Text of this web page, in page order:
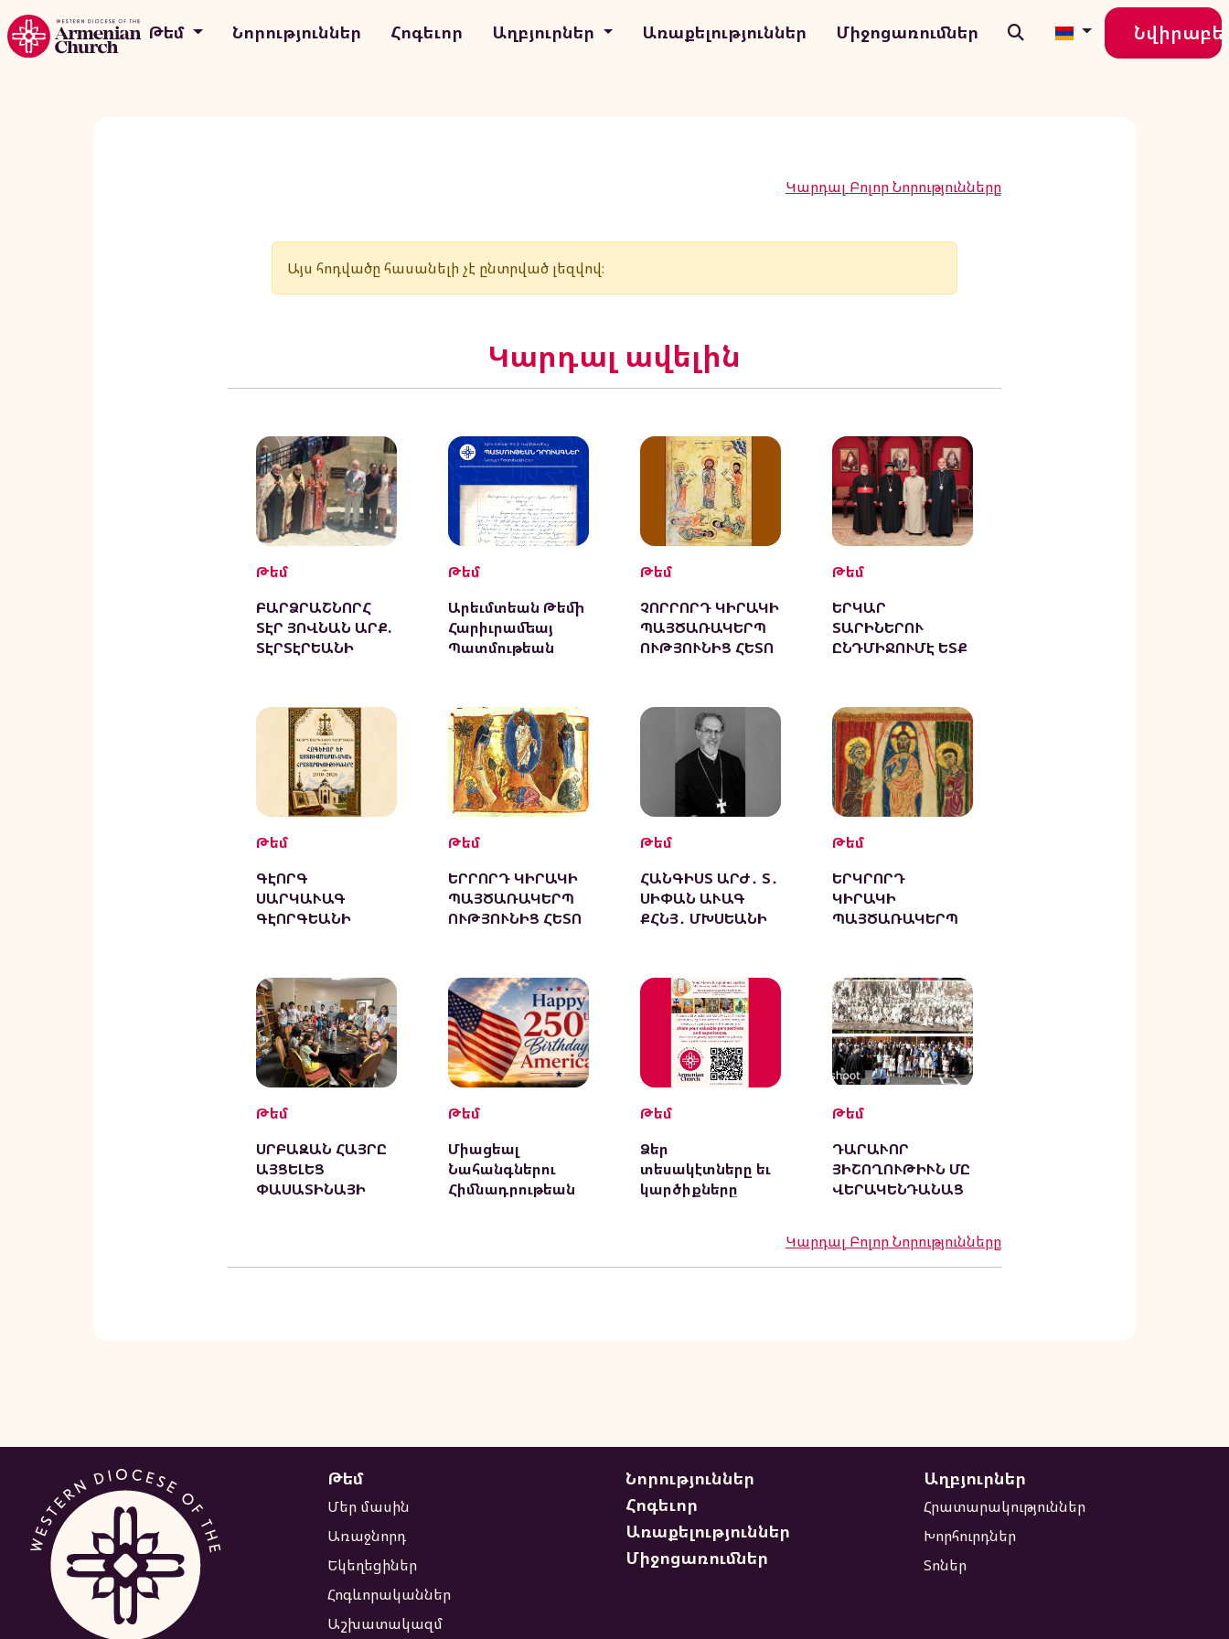
Թեմ Նորություններ Հոգեւոր Աղբյուրներ Առաքելություններ Միջոցառումներ
Կարդալ Բոլոր Նորությունները
Այս հոդվածը հասանելի չէ ընտրված լեզվով։
Կարդալ ավելին
Թեմ
ԲԱՐՁՐԱՇՆՈՐՀ
ՏԷՐ ՅՈՎՆԱՆ ԱՐՔ.
ՏԷՐՏԷՐԵԱՆԻ
ՕՐՀՆՈՒԹԵԱՆ ԵՒ
ՀՈԳԵՒՈՐ
ՎԵՐԱՆՈՐՈԳՈՒԹԵ
ԱՆ ԱՌԻԹ
ՓԱՍԱՏԻՆԱՅԻ
ՀԱՅ ՀԱՄԱՅՆՔԻՆ
Թեմ
Արեւմտեան Թեմի
Հարիւրամեայ
Պատմութեան
Պօղոսեանի Հետ
Թեմ
ՉՈՐՐՈՐԴ ԿԻՐԱԿԻ
ՊԱՅԾԱՌԱԿԵՐՊ
ՈՒԹՅՈՒՆԻՑ ՀԵՏՈ
Թեմ
ԵՐԿԱՐ
ՏԱՐԻՆԵՐՈՒ
ԸՆԴՄԻՋՈՒՄԷ ԵՏՔ
ՈՒՂՂԱՓԱՌ
ԵԿԵՂԵՑԻՆԵՐՈՒ
ԱՌԱՋՆՈՐԴՆԵՐՈՒ
ԺՈՂՈՎԸ
Թեմ
ԳԷՈՐԳ
ՍԱՐԿԱՒԱԳ
ԳԷՈՐԳԵԱՆԻ
ԿԱՆ
ՀՐԱՏԱՐԱԿՈՒԹԻՒ
ՆՆԵՐԸ
Թեմ
ԵՐՐՈՐԴ ԿԻՐԱԿԻ
ՊԱՅԾԱՌԱԿԵՐՊ
ՈՒԹՅՈՒՆԻՑ ՀԵՏՈ
Թեմ
ՀԱՆԳԻՍՏ ԱՐԺ․ Տ․
ՍԻՓԱՆ ԱՒԱԳ
ՔՀՆՅ․ ՄԽՍԵԱՆԻ
Թեմ
ԵՐԿՐՈՐԴ
ԿԻՐԱԿԻ
ՊԱՅԾԱՌԱԿԵՐՊ
Թեմ
ՍՐԲԱԶԱՆ ՀԱՅՐԸ
ԱՅՑԵԼԵՑ
ՓԱՍԱՏԻՆԱՅԻ
ԱՄԱՌՆԱՅԻՆ
Թեմ
Միացեալ
Նահանգներու
Հիմնադրութեան
Աղօթք՝
Թեմ
Ձեր
տեսակէտները եւ
կարծիքները
Թեմ
ԴԱՐԱՒՈՐ
ՅԻՇՈՂՈՒԹԻՒՆ ՄԸ
ՎԵՐԱԿԵՆԴԱՆԱՑ
Կարդալ Բոլոր Նորությունները
Թեմ
Մեր մասին
Առաջնորդ
Եկեղեցիներ
Հոգևորականներ
Աշխատակազմ
Նորություններ
Հոգեւոր
Առաքելություններ
Միջոցառումներ
Աղբյուրներ
Հրատարակություններ
Խորհուրդներ
Տոներ